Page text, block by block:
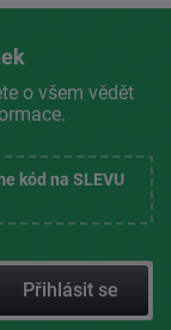
o všem vědět
kód na SLEVU
Přihlásit se